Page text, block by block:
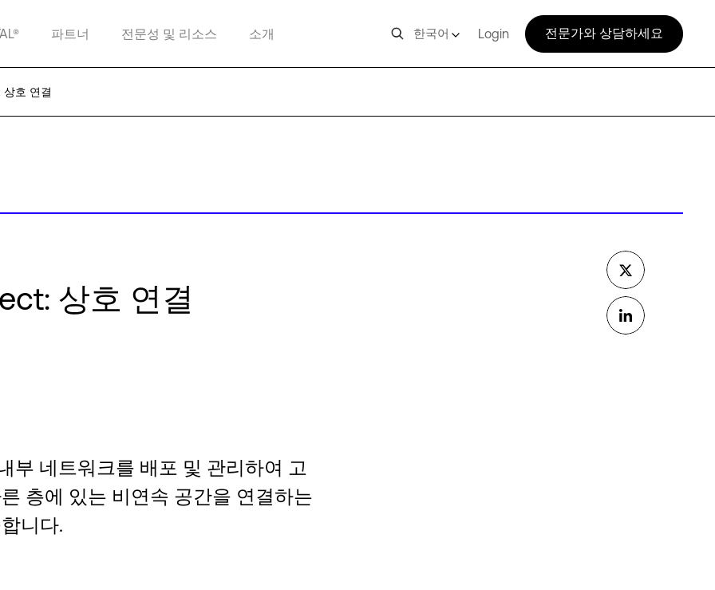
파트너 전문성 및 리소스 소개 한국어 Login 전문가와 상담하세요
호 연결
상호 연결
부 네트워크를 배포 및 관리하여 고
층에 있는 비연속 공간을 연결하는
니다.